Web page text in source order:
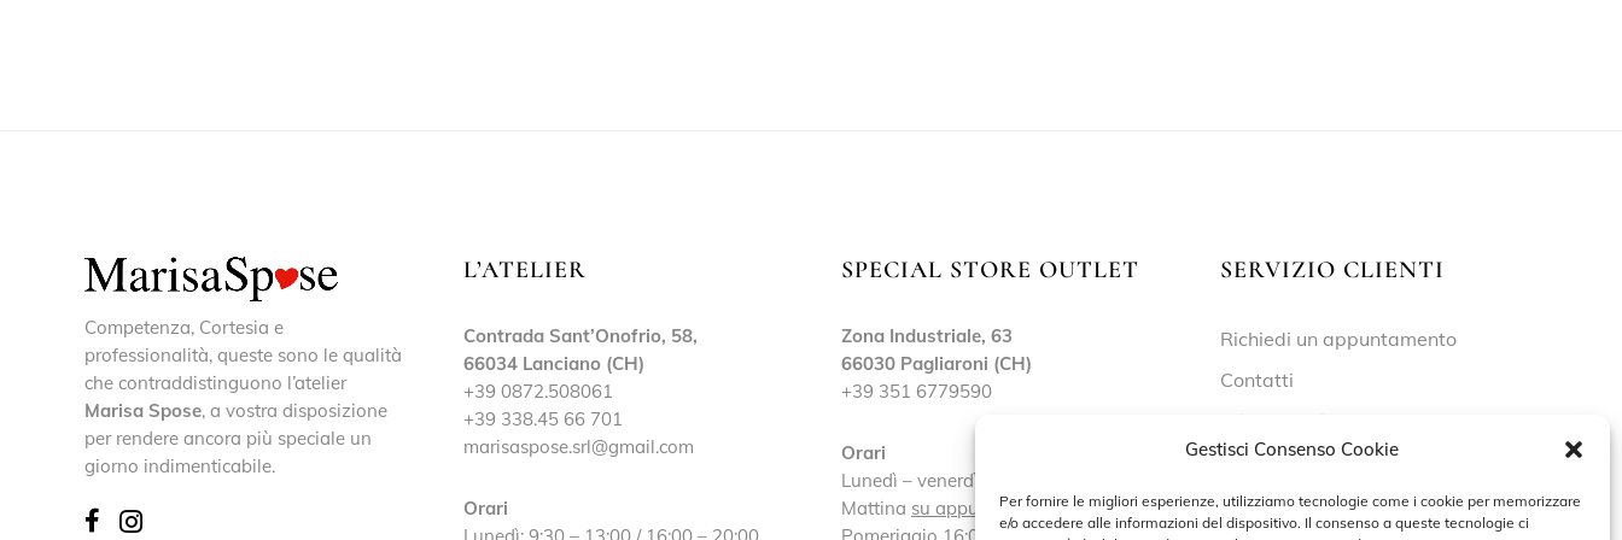
Gestisci Consenso Cookie
Per fornire le migliori esperienze, utilizziamo tecnologie come i cookie per memorizzare
e/o accedere alle informazioni del dispositivo. Il consenso a queste tecnologie ci
Competenza, Cortesia e
professionalità, queste sono le qualità
che contraddistinguono l’atelier
Marisa Spose, a vostra disposizione
per rendere ancora più speciale un
giorno indimenticabile.
L’ATELIER
Contrada Sant’Onofrio, 58,
66034 Lanciano (CH)
+39 0872.508061
+39 338.45 66 701
marisaspose.srl@gmail.com
Orari
SPECIAL STORE OUTLET
Zona Industriale, 63
66030 Pagliaroni (CH)
+39 351 6779590
Orari
Lunedì – venerdì:
Mattina su appuntamento
SERVIZIO CLIENTI
Richiedi un appuntamento
Contatti
Cookie Policy